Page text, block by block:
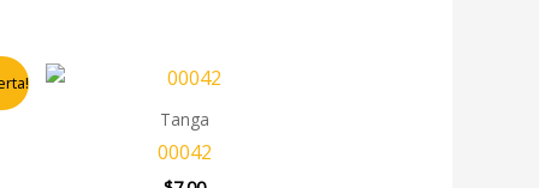
Tanga
00042